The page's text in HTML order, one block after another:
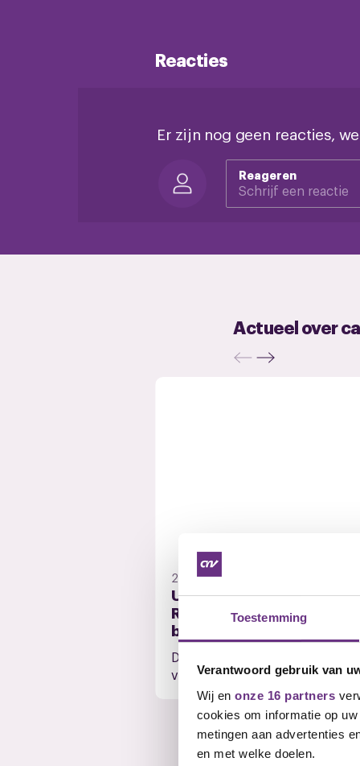
Toestemming
Verantwoord gebruik van
Wij en onze 16 partners
cookies om informatie op
metingen aan advertenties
en met welke doelen.
Reacties
Er zijn nog geen reacties,
Reageren
Actueel over
21 oktober 2025
Uitslag stemming cao
Randstad Groep
bekend
De afgelopen weken hebben
van CNV kunnen stemmen over
Veelgestelde